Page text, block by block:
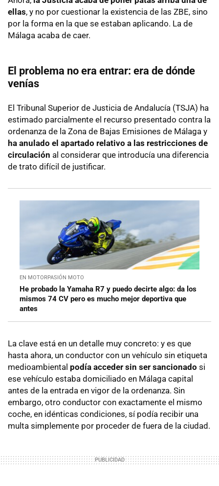
ellas, y no por cuestionar la existencia de las ZBE, sino
por la forma en la que se estaban aplicando. La de
Málaga acaba de caer.
El problema no era entrar: era de dónde
venías
El Tribunal Superior de Justicia de Andalucía (TSJA) ha
estimado parcialmente el recurso presentado contra la
ordenanza de la Zona de Bajas Emisiones de Málaga y
ha anulado el apartado relativo a las restricciones de
circulación al considerar que introducía una diferencia
de trato difícil de justificar.
EN MOTORPASIÓN MOTO
He probado la Yamaha R7 y puedo decirte algo: da los
mismos 74 CV pero es mucho mejor deportiva que
antes
La clave está en un detalle muy concreto: y es que
hasta ahora, un conductor con un vehículo sin etiqueta
medioambiental podía acceder sin ser sancionado si
ese vehículo estaba domiciliado en Málaga capital
antes de la entrada en vigor de la ordenanza. Sin
embargo, otro conductor con exactamente el mismo
coche, en idénticas condiciones, sí podía recibir una
multa simplemente por proceder de fuera de la ciudad.